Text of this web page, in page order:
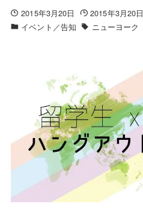
2015年3月20日
2015年3月20日
イベント／告知
ニューヨーク